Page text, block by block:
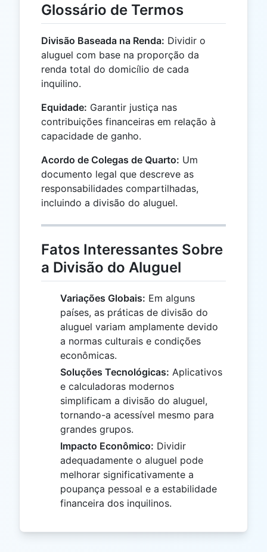
Glossário de Termos
Divisão Baseada na Renda: Dividir o
aluguel com base na proporção da
renda total do domicílio de cada
inquilino.
Equidade: Garantir justiça nas
contribuições financeiras em relação à
capacidade de ganho.
Acordo de Colegas de Quarto: Um
documento legal que descreve as
responsabilidades compartilhadas,
incluindo a divisão do aluguel.
Fatos Interessantes Sobre
a Divisão do Aluguel
Variações Globais: Em alguns
países, as práticas de divisão do
aluguel variam amplamente devido
a normas culturais e condições
econômicas.
Soluções Tecnológicas: Aplicativos
e calculadoras modernos
simplificam a divisão do aluguel,
tornando-a acessível mesmo para
grandes grupos.
Impacto Econômico: Dividir
adequadamente o aluguel pode
melhorar significativamente a
poupança pessoal e a estabilidade
financeira dos inquilinos.